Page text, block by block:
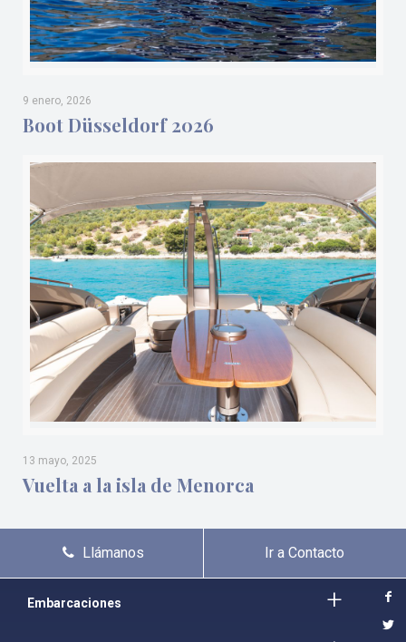
9 enero, 2026
Boot Düsseldorf 2026
13 mayo, 2025
Vuelta a la isla de Menorca
Llámanos Ir a Contacto
Embarcaciones